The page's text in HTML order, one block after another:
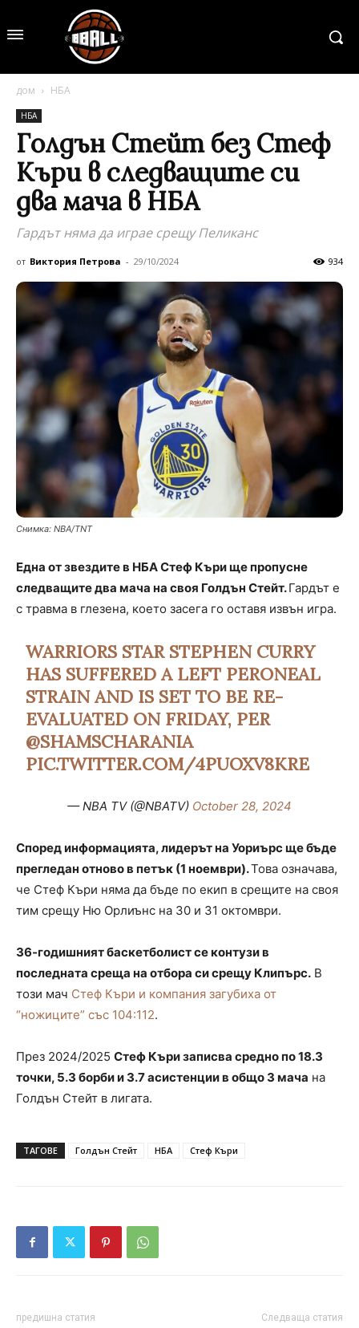
дом НБА
НБА
Голдън Стейт без Стеф
Къри в следващите си
два мача в НБА
Гардът няма да играе срещу Пеликанс
от Виктория Петрова - 29/10/2024 934
Снимка: NBA/TNT
Eдна от звездите в НБА Стеф Къри ще пропусне
следващите два мача на своя Голдън Стейт.Гардът е
с травма в глезена, което засега го оставя извън игра.
WARRIORS STAR STEPHEN CURRY
HAS SUFFERED A LEFT PERONEAL
STRAIN AND IS SET TO BE RE-
EVALUATED ON FRIDAY, PER
@SHAMSCHARANIA
PIC.TWITTER.COM/4PUOXV8KRE
— NBA TV (@NBATV) October 28, 2024
Според информацията, лидерът на Уориърс ще бъде
прегледан отново в петък (1 ноември).Това означава,
че Стеф Къри няма да бъде по екип в срещите на своя
тим срещу Ню Орлиънс на 30 и 31 октомври.
36-годишният баскетболист се контузи в
последната среща на отбора си срещу Клипърс. В
този мач Стеф Къри и компания загубиха от
“ножиците” със 104:112.
През 2024/2025 Стеф Къри записва средно по 18.3
точки, 5.3 борби и 3.7 асистенции в общо 3 мача на
Голдън Стейт в лигата.
ТАГОВЕ Голдън Стейт НБА Стеф Къри
предишна статия Следваща статия